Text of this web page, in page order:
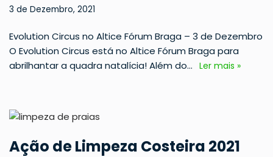
3 de Dezembro, 2021
Evolution Circus no Altice Fórum Braga – 3 de Dezembro
O Evolution Circus está no Altice Fórum Braga para
abrilhantar a quadra natalícia! Além do… Ler mais »
Ação de Limpeza Costeira 2021